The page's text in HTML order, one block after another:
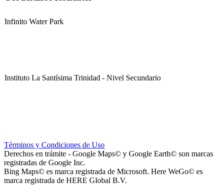
Infinito Water Park
Instituto La Santísima Trinidad - Nivel Secundario
Términos y Condiciones de Uso
Derechos en trámite - Google Maps© y Google Earth© son marcas
registradas de Google Inc.
Bing Maps© es marca registrada de Microsoft. Here WeGo© es
marca registrada de HERE Global B.V.